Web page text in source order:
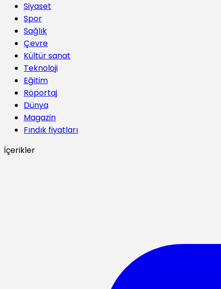
Siyaset
Spor
Sağlık
Çevre
Kültür sanat
Teknoloji
Eğitim
Röportaj
Dünya
Magazin
Fındık fiyatları
İçerikler